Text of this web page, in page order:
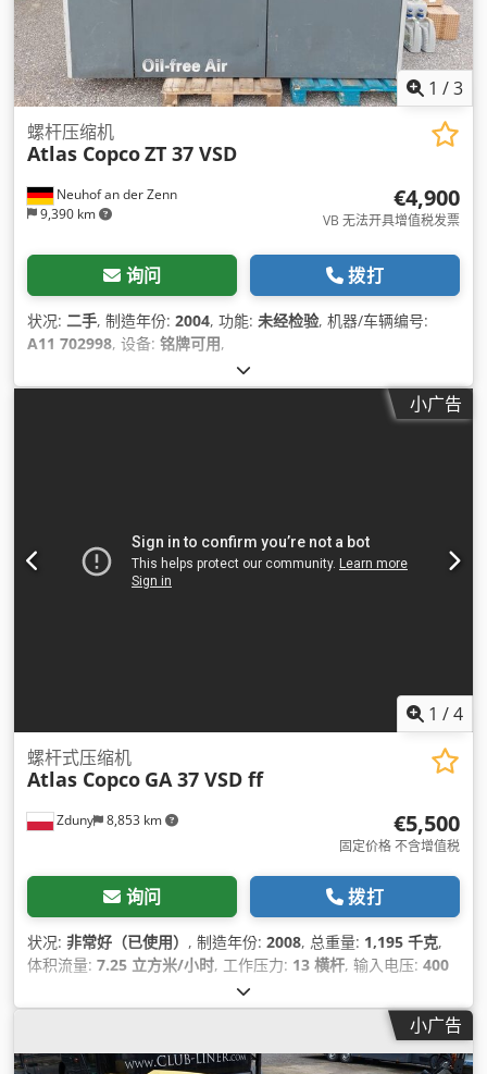
1 /3
Neuhof an der Zenn
9,390 km
螺杆压缩机
Atlas CopcoZT 37 VSD
€4,900
VB 无法开具增值税发票
询问 拨打
状况: 二手, 制造年份: 2004, 功能: 未经检验, 机器/车辆编号:
A11 702998, 设备: 铭牌可用,
小广告
1 /4
Zduny 8,853 km
螺杆式压缩机
Atlas Copco GA 37 VSD ff
€5,500
固定价格 不含增值税
询问 拨打
状况: 非常好（已使用） , 制造年份: 2008, 总重量: 1,195 千克,
体积流量: 7.25 立方米/小时, 工作压力: 13 横杆, 输入电压: 400
小广告